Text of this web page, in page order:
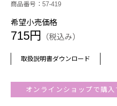
商品番号：57-419
希望小売価格
715円 （税込み）
取扱説明書ダウンロード
オンラインショップで購入